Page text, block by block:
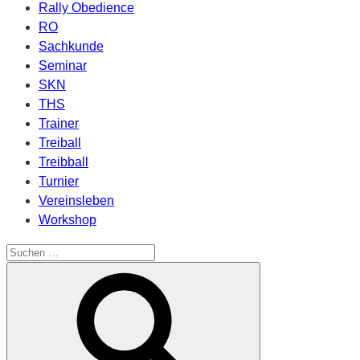
Rally Obedience
RO
Sachkunde
Seminar
SKN
THS
Trainer
Treiball
Treibball
Turnier
Vereinsleben
Workshop
Suchen